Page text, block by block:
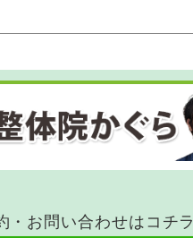
・お問い合わせはコチラ